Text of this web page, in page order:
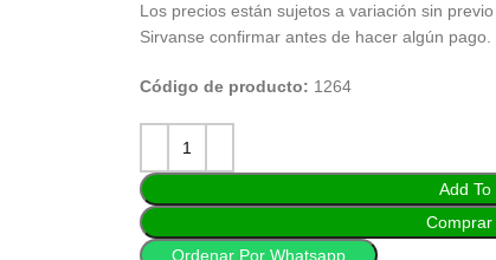
Los precios están sujetos a variación sin previo
Sirvanse confirmar antes de hacer algún pago.
Código de producto: 1264
Add To
Comprar
Ordenar Por Whatsapp